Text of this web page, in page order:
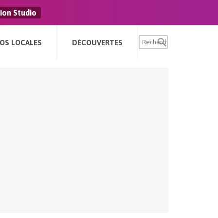
Studio
LOCALES DÉCOUVERTES